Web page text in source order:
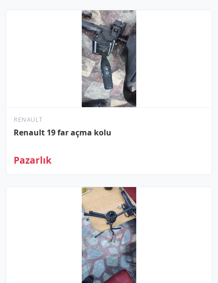
RENAULT
Renault 19 far açma kolu
Pazarlık